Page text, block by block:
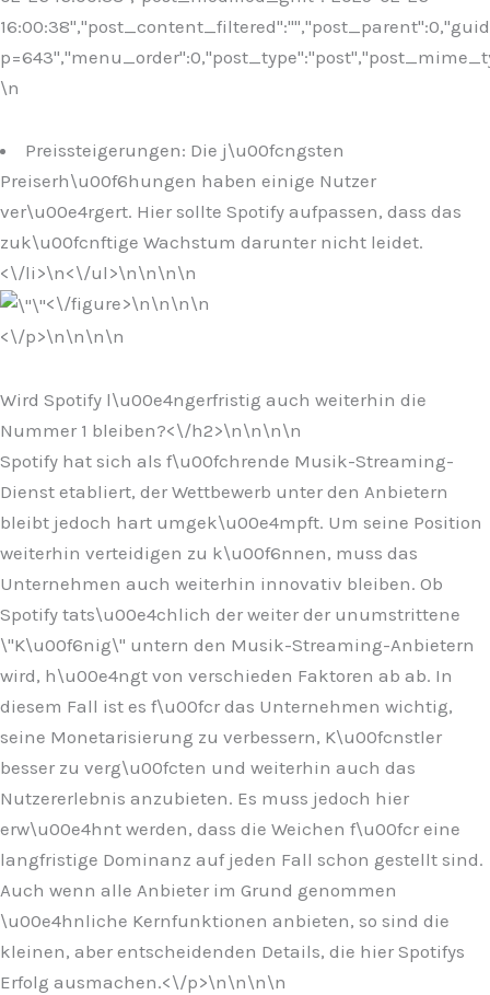
\n
Preissteigerungen: Die j\u00fcngsten
Preiserh\u00f6hungen haben einige Nutzer
ver\u00e4rgert. Hier sollte Spotify aufpassen, dass das
zuk\u00fcnftige Wachstum darunter nicht leidet.
<\/li>\n<\/ul>\n\n\n\n
<\/figure>\n\n\n\n
<\/p>\n\n\n\n
Wird Spotify l\u00e4ngerfristig auch weiterhin die
Nummer 1 bleiben?<\/h2>\n\n\n\n
Spotify hat sich als f\u00fchrende Musik-Streaming-
Dienst etabliert, der Wettbewerb unter den Anbietern
bleibt jedoch hart umgek\u00e4mpft. Um seine Position
weiterhin verteidigen zu k\u00f6nnen, muss das
Unternehmen auch weiterhin innovativ bleiben. Ob
Spotify tats\u00e4chlich der weiter der unumstrittene
\"K\u00f6nig\" untern den Musik-Streaming-Anbietern
wird, h\u00e4ngt von verschieden Faktoren ab ab. In
diesem Fall ist es f\u00fcr das Unternehmen wichtig,
seine Monetarisierung zu verbessern, K\u00fcnstler
besser zu verg\u00fcten und weiterhin auch das
Nutzererlebnis anzubieten. Es muss jedoch hier
erw\u00e4hnt werden, dass die Weichen f\u00fcr eine
langfristige Dominanz auf jeden Fall schon gestellt sind.
Auch wenn alle Anbieter im Grund genommen
\u00e4hnliche Kernfunktionen anbieten, so sind die
kleinen, aber entscheidenden Details, die hier Spotifys
Erfolg ausmachen.<\/p>\n\n\n\n